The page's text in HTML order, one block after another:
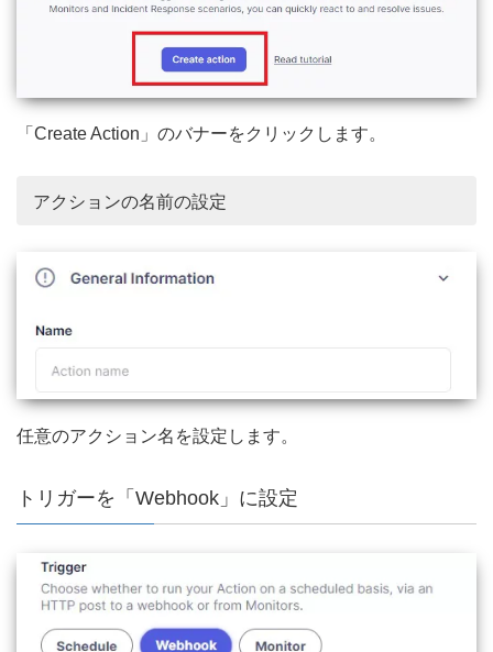
「Create Action」のバナーをクリックします。
アクションの名前の設定
任意のアクション名を設定します。
トリガーを「Webhook」に設定